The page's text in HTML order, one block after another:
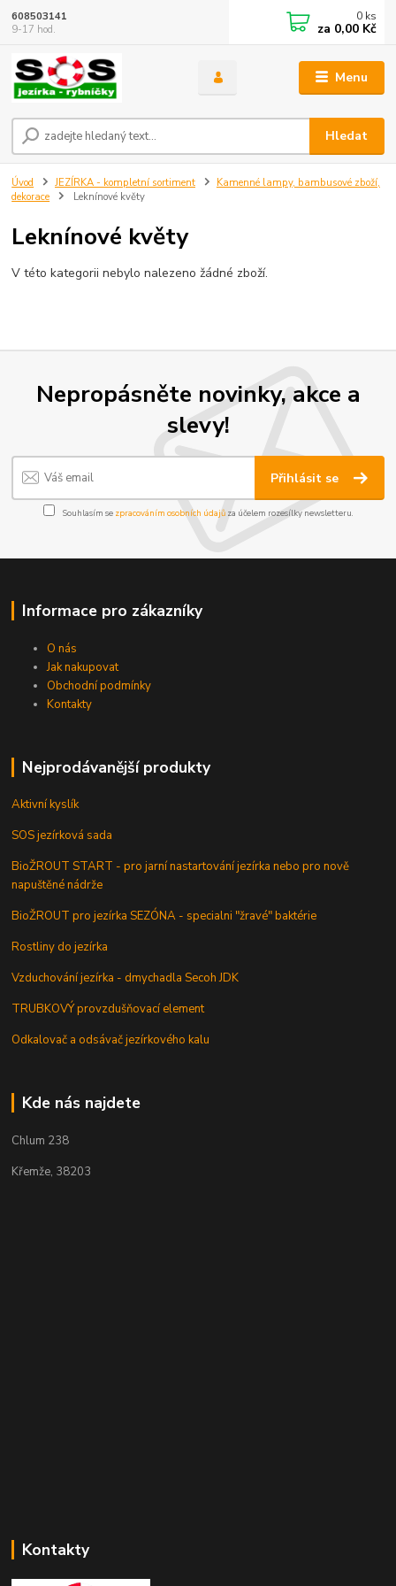
Menu
Hledat
608503141
9-17 hod.
0 ks
za 0,00 Kč
Úvod JEZÍRKA - kompletní sortiment
Kamenné lampy, bambusové zboží,
dekorace
Leknínové květy
Leknínové květy
V této kategorii nebylo nalezeno žádné zboží.
Nepropásněte novinky, akce a
slevy!
Přihlásit se
Souhlasím se zpracováním osobních údajůza účelem rozesílky newsletteru.
Informace pro zákazníky
O nás
Jak nakupovat
Obchodní podmínky
Kontakty
Nejprodávanější produkty
Aktivní kyslík
SOS jezírková sada
BioŽROUT START - pro jarní nastartování jezírka nebo pro nově
napuštěné nádrže
BioŽROUT pro jezírka SEZÓNA - specialni "žravé" baktérie
Rostliny do jezírka
Vzduchování jezírka - dmychadla Secoh JDK
TRUBKOVÝ provzdušňovací element
Odkalovač a odsávač jezírkového kalu
Kde nás najdete
Chlum 238
Křemže, 38203
Kontakty